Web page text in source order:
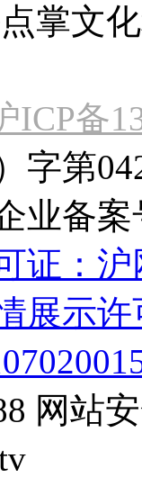
点掌文
ICP备
字第
业备案
证：
展示许
网站